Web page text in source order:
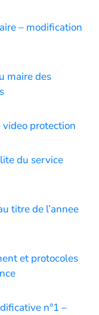
– modification
maire des
protection
du service
titre de l’annee
et protocoles
n°1 –